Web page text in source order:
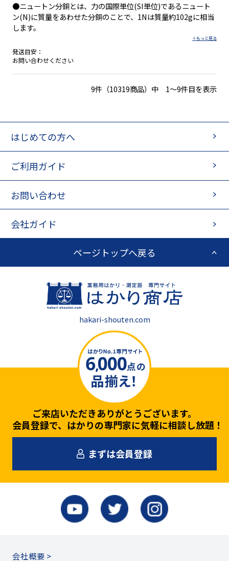
●ニュートン分銅とは、力の国際単位(SI単位)であるニュート
ン(N)に質量をあわせた分銅のことで、1Nは質量約102gに相当
します。
発送目安：
お問い合わせください
9件（10319商品）中 1～9件目を表示
会社概要 >
ご来店いただきありがとうございます。
会員登録で、はかりの専門家に気軽に相談し放題！
まずは会員登録
はじめての方へ
ご利用ガイド
お問い合わせ
会社ガイド
ページトップへ戻る
hakari-shouten.com